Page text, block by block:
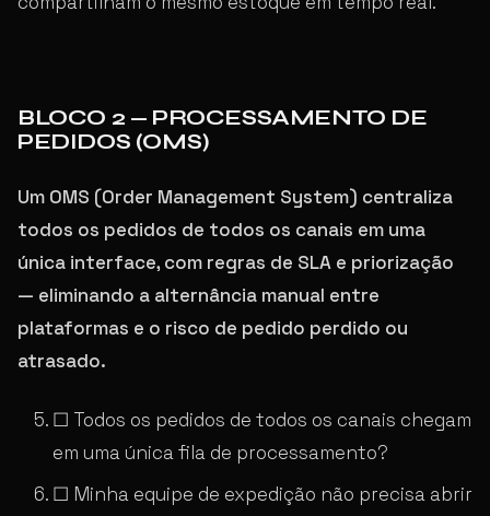
BLOCO 2 — PROCESSAMENTO DE
PEDIDOS (OMS)
Um OMS (Order Management System) centraliza
todos os pedidos de todos os canais em uma
única interface, com regras de SLA e priorização
— eliminando a alternância manual entre
plataformas e o risco de pedido perdido ou
atrasado.
☐ Todos os pedidos de todos os canais chegam
em uma única fila de processamento?
☐ Minha equipe de expedição não precisa abrir